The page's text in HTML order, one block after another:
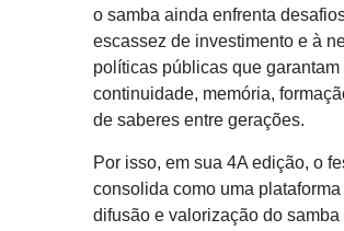
o samba ainda enfrenta
escassez de investimento e à
políticas públicas que garantam
continuidade, memória,
de saberes entre gerações.
Por isso, em sua 4A edição, o
consolida como uma
difusão e valorização do samba